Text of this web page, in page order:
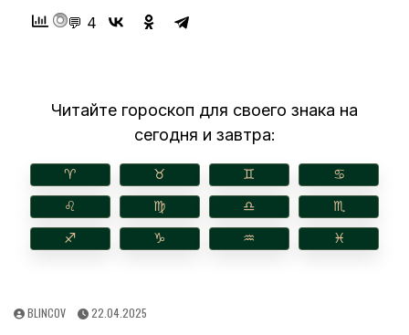
💬 4
Читайте гороскоп для своего знака на
сегодня и завтра:
♈︎ ♉︎ ♊︎ ♋︎
♌︎ ♍︎ ♎︎ ♏︎
♐︎ ♑︎ ♒︎ ♓︎
AUTHOR:
BLINCOV
PUBLISHED
22.04.2025